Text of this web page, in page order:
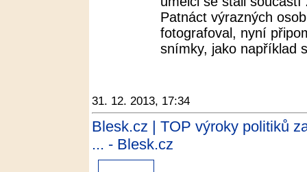
Patnáct výrazných
fotografoval, nyní
snímky, jako například
31. 12. 2013, 17:34
Blesk.cz | TOP výroky politiků
... - Blesk.cz